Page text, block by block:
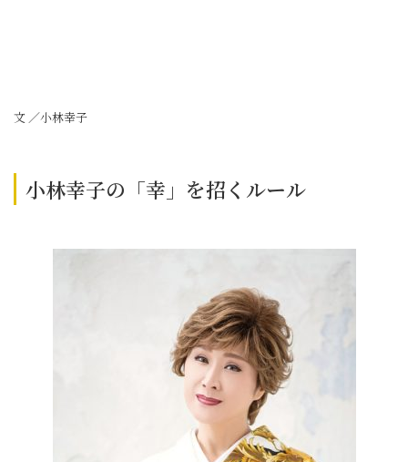
文 ／小林幸子
小林幸子の「幸」を招くルール